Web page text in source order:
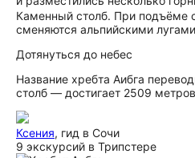
Каменный столб. При подъёме
сменяются альпийскими
Дотянуться до небес
Название хребта Аибга
столб — достигает 2509
Ксения, гид в Сочи
9 экскурсий в Трипстере